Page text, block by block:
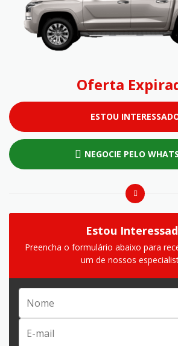
Oferta
ESTOU
NEGOCIE PELO
Estou
Preencha o formulário abaixo para
um de nossos